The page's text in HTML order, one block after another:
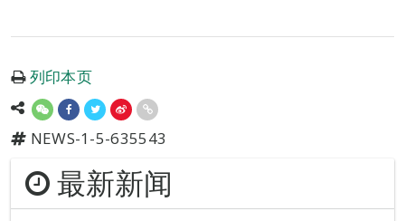
列印本页
NEWS-1-5-635543
最新新闻